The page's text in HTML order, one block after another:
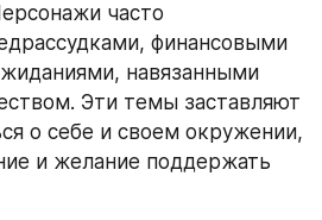
часто
финансовыми
навязанными
Эти темы заставляют
о себе и своем окружении,
и желание поддержать